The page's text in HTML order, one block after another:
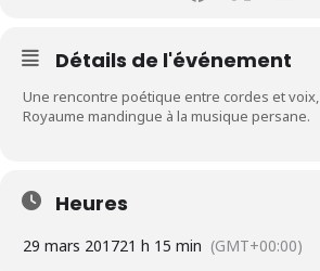
Détails de l'événement
Une rencontre poétique entre cordes et
Royaume mandingue à la musique persane.
Heures
29 mars 201721 h 15 min (GMT+00:00)